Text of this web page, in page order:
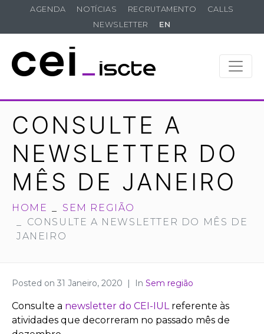
AGENDA NOTÍCIAS RECRUTAMENTO
CALLS
NEWSLETTER
EN
CONSULTE A
NEWSLETTER DO
MÊS DE JANEIRO
HOME
SEM REGIÃO
CONSULTE A NEWSLETTER DO MÊS DE
JANEIRO
Posted on 31 Janeiro, 2020 In Sem região
Consulte a newsletter do CEI-IUL referente às
atividades que decorreram no passado mês de